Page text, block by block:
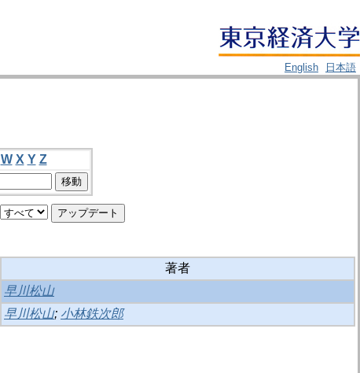
English
日本語
W X Y Z
著者
早川松山
早川松山; 小林鉄次郎